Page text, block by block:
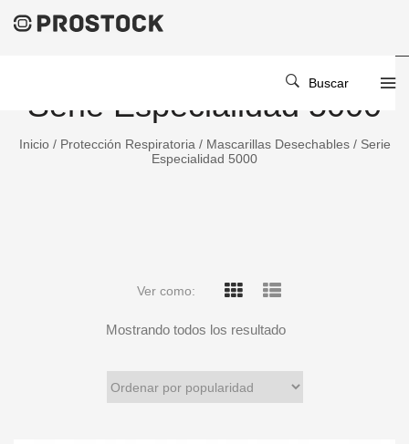
Buscar
Serie Especialidad 5000
Inicio/ Protección Respiratoria / Mascarillas Desechables/ Serie
Especialidad 5000
Ver como:
Mostrando todos los resultado